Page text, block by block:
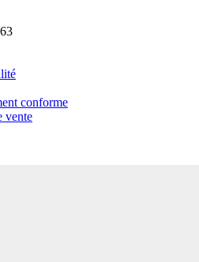
conforme
vente